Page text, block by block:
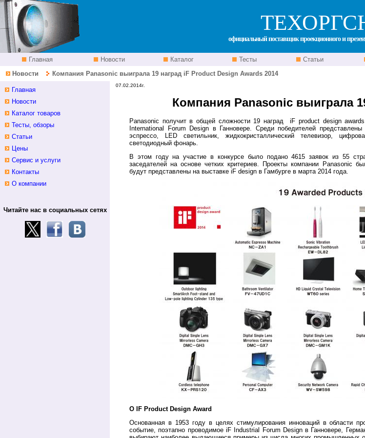
официальный поставщик проекционного и
Главная Новости Каталог Тесты Статьи
Новости
Компания Panasonic выиграла 19 наград iF Product Design Awards 2014
07.02.2014г.
Компания Panasonic выиграла
Panasonic получит в общей сложности 19 наград iF product design
International Forum Design в Ганновере. Среди победителей
эспрессо, LED светильник, жидкокристаллический телевизор,
светодиодный фонарь.
В этом году на участие в конкурсе было подано 4615 заявок из 55
заседателей на основе четких критериев. Проекты компании Panasonic
будут представлены на выставке iF design в Гамбурге в марта 2014 года.
О IF Product Design Award
Основанная в 1953 году в целях стимулирования инноваций в области
событие, поэтапно проводимое iF Industrial Forum Design в Ганновере,
Главная
Новости
Каталог товаров
Тесты, обзоры
Статьи
Цены
Сервис и услуги
Контакты
О компании
Читайте нас в социальных сетях